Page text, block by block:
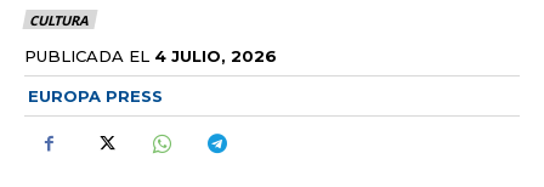
CULTURA
PUBLICADA EL 4 JULIO, 2026
EUROPA PRESS